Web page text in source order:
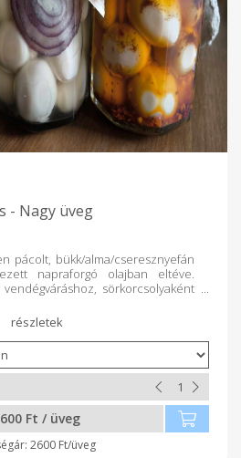
- Nagy üveg
pácolt, bükk/alma/cseresznyefán
napraforgó olajban eltéve.
sörkorcsolyaként
ajánlott. Különböző
zöldfűszeres, natúr,
a legördülő menüből. Összetevők:
napraforgó olaj, fűszerek
lilahagyma)
Ft / üveg
2600 Ft/üveg